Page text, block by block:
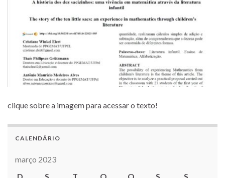
clique sobre a imagem para acessar o texto!
CALENDÁRIO
março 2023